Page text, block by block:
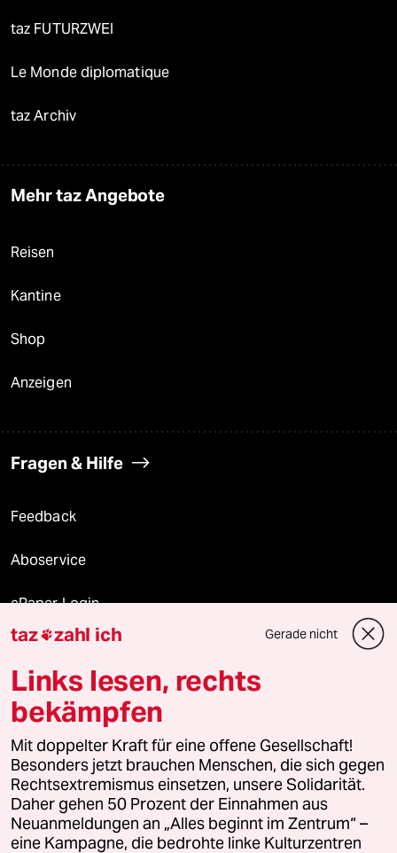
taz FUTURZWEI
Le Monde diplomatique
taz Archiv
Mehr taz Angebote
Reisen
Kantine
Shop
Anzeigen
Fragen & Hilfe
Feedback
Aboservice
ePaper Login
Downloads für Abonnierende
© 2026 taz Verlags und Vertriebs GmbH
Alle Rechte vorbehalten. Bei rechtlichen Fragen oder für Genehmigungen
wenden Sie sich bitte an
lizenzen@taz.de
Feedback Redaktionsstatut Kommune-Richtlinien
taz zahl ich Gerade nicht
Links lesen, rechts
bekämpfen
Mit doppelter Kraft für eine offene Gesellschaft!
Besonders jetzt brauchen Menschen, die sich gegen
Rechtsextremismus einsetzen, unsere Solidarität.
Daher gehen 50 Prozent der Einnahmen aus
Neuanmeldungen an „Alles beginnt im Zentrum“ –
eine Kampagne, die bedrohte linke Kulturzentren